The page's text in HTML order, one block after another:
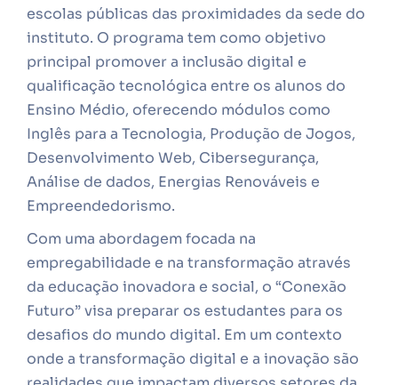
escolas públicas das proximidades da sede do
instituto. O programa tem como objetivo
principal promover a inclusão digital e
qualificação tecnológica entre os alunos do
Ensino Médio, oferecendo módulos como
Inglês para a Tecnologia, Produção de Jogos,
Desenvolvimento Web, Cibersegurança,
Análise de dados, Energias Renováveis e
Empreendedorismo.
Com uma abordagem focada na
empregabilidade e na transformação através
da educação inovadora e social, o “Conexão
Futuro” visa preparar os estudantes para os
desafios do mundo digital. Em um contexto
onde a transformação digital e a inovação são